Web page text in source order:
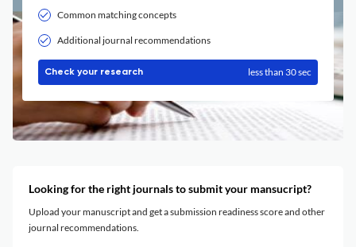
Common matching concepts
Additional journal recommendations
Check your research less than 30 sec
Looking for the right journals to submit your mansucript?
Upload your manuscript and get a submission readiness score and other
journal recommendations.